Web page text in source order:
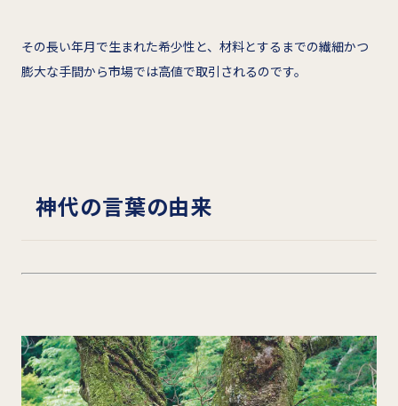
その長い年月で生まれた希少性と、材料とするまでの繊細かつ
膨大な手間から市場では高値で取引されるのです。
神代の言葉の由来